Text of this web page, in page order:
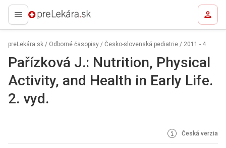
preLekára.sk
preLekára.sk / Odborné časopisy / Česko-slovenská pediatrie / 2011 - 4
Pařízková J.: Nutrition, Physical
Activity, and Health in Early Life.
2. vyd.
Česká verzia